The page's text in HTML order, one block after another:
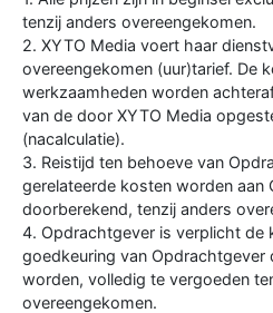
tenzij anders overeengekomen.
2. XYTO Media voert haar
overeengekomen (uur)tarief. De
werkzaamheden worden
van de door XYTO Media
(nacalculatie).
3. Reistijd ten behoeve van
gerelateerde kosten worden aan
doorberekend, tenzij anders
4. Opdrachtgever is verplicht de
goedkeuring van Opdrachtgever
worden, volledig te vergoeden
overeengekomen.